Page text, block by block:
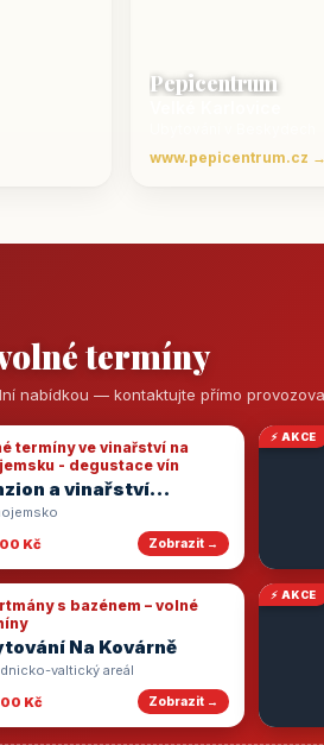
Pepicentrum
www.pepicentrum.cz →
termíny
nabídkou — kontaktujte přímo
termíny ve vinařství na
- degustace vín
a vinařství
Kč
Zobrazit →
⚡ AKCE
s bazénem – volné
Na Kovárně
valtický areál
Kč
Zobrazit →
⚡ AKCE